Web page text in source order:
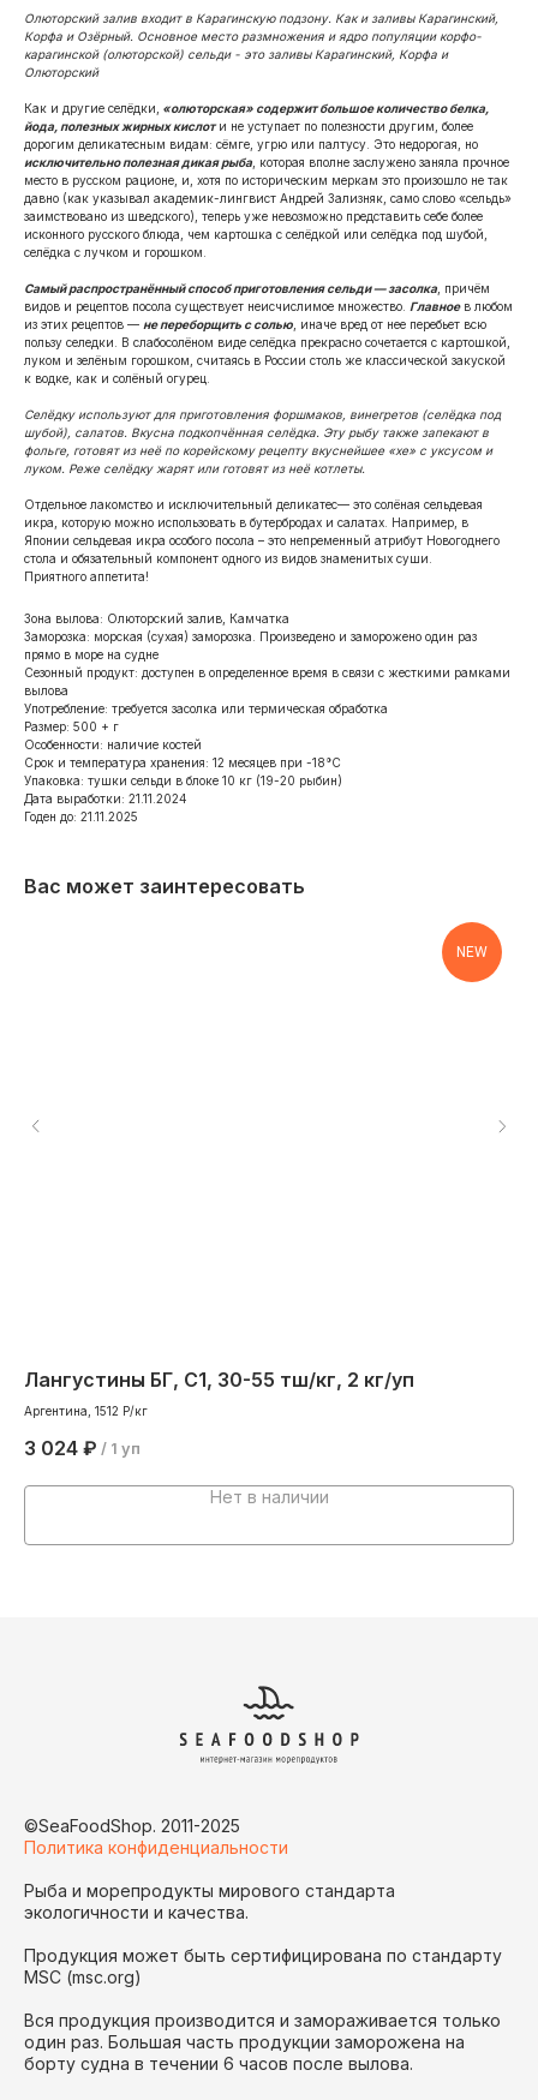
Олюторский залив входит в Карагинскую подзону. Как и заливы Карагинский,
Корфа и Озёрный. Основное место размножения и ядро популяции корфо-
карагинской (олюторской) сельди - это заливы Карагинский, Корфа и
Олюторский
Как и другие селёдки, «олюторская» содержит большое количество белка,
йода, полезных жирных кислоти не уступает по полезности другим, более
дорогим деликатесным видам: сёмге, угрю или палтусу. Это недорогая, но
исключительно полезная дикая рыба , которая вполне заслужено заняла прочное
место в русском рационе, и, хотя по историческим меркам это произошло не так
давно (как указывал академик-лингвист Андрей Зализняк, само слово «сельдь»
заимствовано из шведского), теперь уже невозможно представить себе более
исконного русского блюда, чем картошка с селёдкой или селёдка под шубой,
селёдка с лучком и горошком.
Самый распространённый способ приготовления сельди — засолка , причём
видов и рецептов посола существует неисчислимое множество. Главноев любом
из этих рецептов — не переборщить с солью , иначе вред от нее перебьет всю
пользу селедки. В слабосолёном виде селёдка прекрасно сочетается с картошкой,
луком и зелёным горошком, считаясь в России столь же классической закуской
к водке, как и солёный огурец.
Селёдку используют для приготовления форшмаков, винегретов (селёдка под
шубой), салатов. Вкусна подкопчённая селёдка. Эту рыбу также запекают в
фольге, готовят из неё по корейскому рецепту вкуснейшее «хе» с уксусом и
луком. Реже селёдку жарят или готовят из неё котлеты.
Отдельное лакомство и исключительный деликатес— это солёная сельдевая
икра, которую можно использовать в бутербродах и салатах. Например, в
Японии сельдевая икра особого посола – это непременный атрибут Новогоднего
стола и обязательный компонент одного из видов знаменитых суши.
Приятного аппетита!
Зона вылова: Олюторский залив, Камчатка
Заморозка: морская (сухая) заморозка. Произведено и заморожено один раз
прямо в море на судне
Сезонный продукт: доступен в определенное время в связи с жесткими рамками
вылова
Употребление: требуется засолка или термическая обработка
Размер: 500 + г
Особенности: наличие костей
Срок и температура хранения: 12 месяцев при -18°С
Упаковка: тушки сельди в блоке 10 кг (19-20 рыбин)
Дата выработки: 21.11.2024
Годен до: 21.11.2025
Вас может заинтересовать
NEW
Лангустины БГ, С1, 30-55 тш/кг, 2 кг/уп
Аргентина, 1512 Р/кг
3 024 ₽ / 1 уп
Нет в наличии
©SeaFoodShop. 2011-2025
Политика конфиденциальности
Рыба и морепродукты мирового стандарта
экологичности и качества.
Продукция может быть сертифицирована по стандарту
MSC (msc.org)
Вся продукция производится и замораживается только
один раз. Большая часть продукции заморожена на
борту судна в течении 6 часов после вылова.